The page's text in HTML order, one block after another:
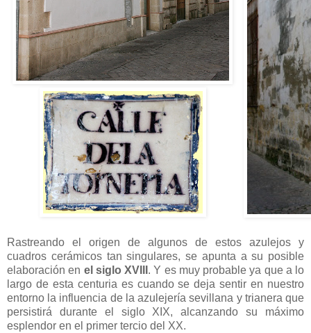
Rastreando el origen de algunos de estos azulejos y
cuadros cerámicos tan singulares, se apunta a su posible
elaboración en el siglo XVIII . Y es muy probable ya que a lo
largo de esta centuria es cuando se deja sentir en nuestro
entorno la influencia de la azulejería sevillana y trianera que
persistirá durante el siglo XIX, alcanzando su máximo
esplendor en el primer tercio del XX.